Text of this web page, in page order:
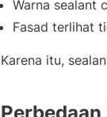
Warna sealant
Fasad terlihat
Karena itu,